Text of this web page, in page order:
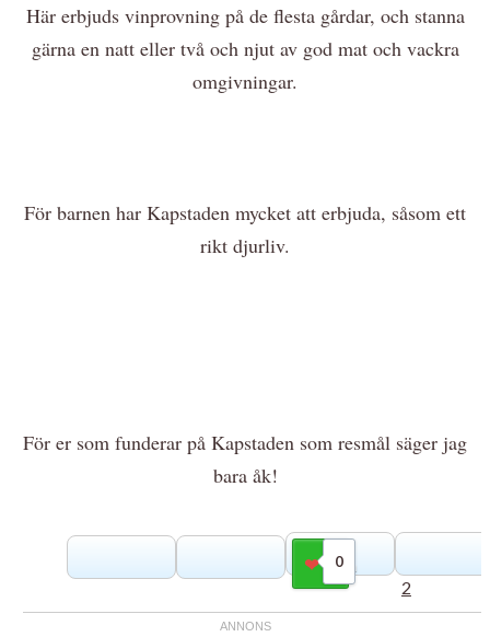
Här erbjuds vinprovning på de flesta gårdar, och stanna
gärna en natt eller två och njut av god mat och vackra
omgivningar.
För barnen har Kapstaden mycket att erbjuda, såsom ett
rikt djurliv.
För er som funderar på Kapstaden som resmål säger jag
bara åk!
0
Gilla
2